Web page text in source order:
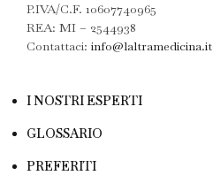
P.IVA/C.F. 10607740965
REA: MI – 2544938
Contattaci: info@laltramedicina.it
I NOSTRI ESPERTI
GLOSSARIO
PREFERITI